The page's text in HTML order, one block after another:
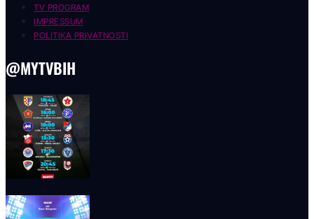
TV PROGRAM
IMPRESSUM
POLITIKA PRIVATNOSTI
@MYTVBIH